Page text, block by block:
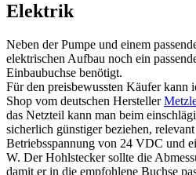
Elektrik
Neben der Pumpe und einem
elektrischen Aufbau noch ein
Einbaubuchse benötigt.
Für den preisbewussten Käufer kann
Shop vom deutschen Hersteller
das Netzteil kann man beim
sicherlich günstiger beziehen,
Betriebsspannung von 24 VDC und
W. Der Hohlstecker sollte die
damit er in die empfohlene Buchse